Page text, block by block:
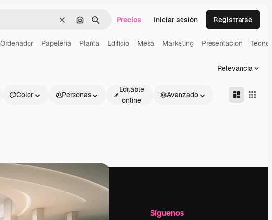
BorrarBuscar por imagen
BuscarPrecios Iniciar sesión Registrarse
Ordenador Papeleria Planta Edificio Mesa Marketing Presentacion
Relevancia
Color Personas
Editable
online
Avanzado
Información útil Empresa Síguenos